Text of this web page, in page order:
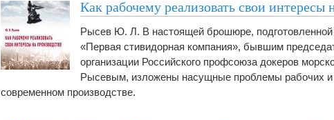
Как рабочему реализовать свои интересы
Рысев Ю. Л. В настоящей брошюре,
«Первая стивидорная компания», бывшим
организации Российского профсоюза докеров
Рысевым, изложены насущные проблемы рабочих и
современном производстве.